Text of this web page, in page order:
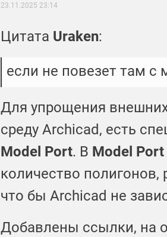
23.11.2025 23:14
Цитата Uraken:
если не повезет там
Для упрощения
среду Archicad, есть
Model Port. В Model Port
количество полигонов,
что бы Archicad не
Добавлены ссылки, на